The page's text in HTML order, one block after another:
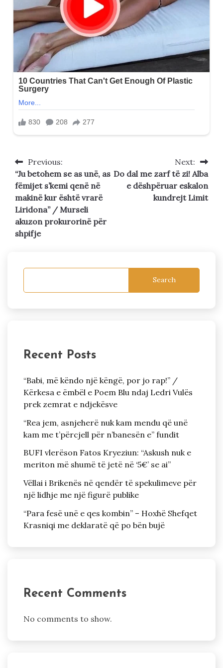
Post
navigation
Previous:
“Ju betohem se as unë, as
fëmijet s’kemi qenë në
makinë kur është vrarë
Liridona” / Murseli
akuzon prokurorinë për
shpifje
Next:
Do dal me zarf të zi! Alba
e dëshpëruar eskalon
kundrejt Limit
Search
Recent Posts
“Babi, më këndo një këngë, por jo rap!” /
Kërkesa e ëmbël e Poem Blu ndaj Ledri Vulës
prek zemrat e ndjekësve
“Rea jem, asnjeherë nuk kam mendu që unë
kam me t’përcjell për n’banesën e” fundit
BUFI vlerëson Fatos Kryeziun: “Askush nuk e
meriton më shumë të jetë në ‘5€’ se ai”
Vëllai i Brikenës në qendër të spekulimeve për
një lidhje me një figurë publike
“Para fesë unë e qes kombin” – Hoxhë Shefqet
Krasniqi me deklaratë që po bën bujë
Recent Comments
No comments to show.